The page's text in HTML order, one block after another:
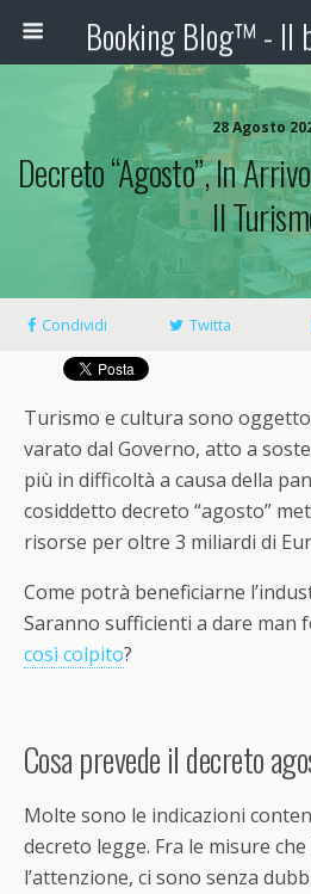
28 Agosto
Decreto “agosto”, In
Il
Condividi Twitta
Turismo e cultura sono
varato dal Governo, atto a
più in difficoltà a causa della
cosiddetto decreto “agosto”
risorse per oltre 3 miliardi di
Come potrà beneficiarne
Saranno sufficienti a dare man
così colpito?
Cosa prevede il decreto
Molte sono le indicazioni
decreto legge. Fra le misure
l’attenzione, ci sono senza